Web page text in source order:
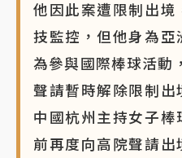
他因此案遭限制出境
技監控，但他身為亞
為參與國際棒球活動
聲請暫時解除限制出
中國杭州主持女子棒
前再度向高院聲請出